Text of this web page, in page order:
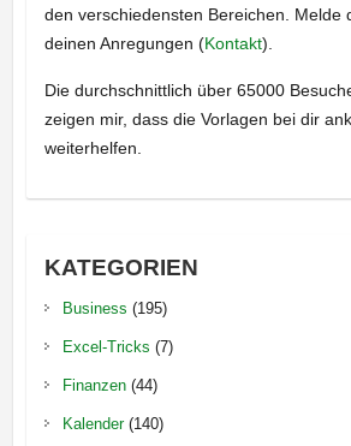
den verschiedensten Bereichen. Melde
deinen Anregungen (Kontakt).
Die durchschnittlich über 65000
zeigen mir, dass die Vorlagen bei dir
weiterhelfen.
KATEGORIEN
Business (195)
Excel-Tricks (7)
Finanzen(44)
Kalender(140)